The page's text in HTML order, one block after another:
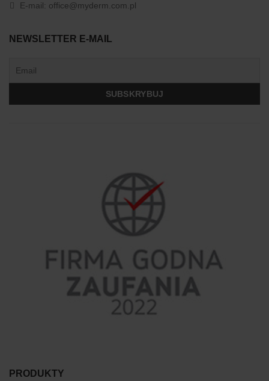
E-mail: office@myderm.com.pl
NEWSLETTER E-MAIL
PRODUKTY